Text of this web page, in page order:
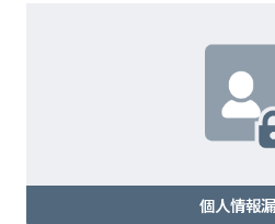
個人情報